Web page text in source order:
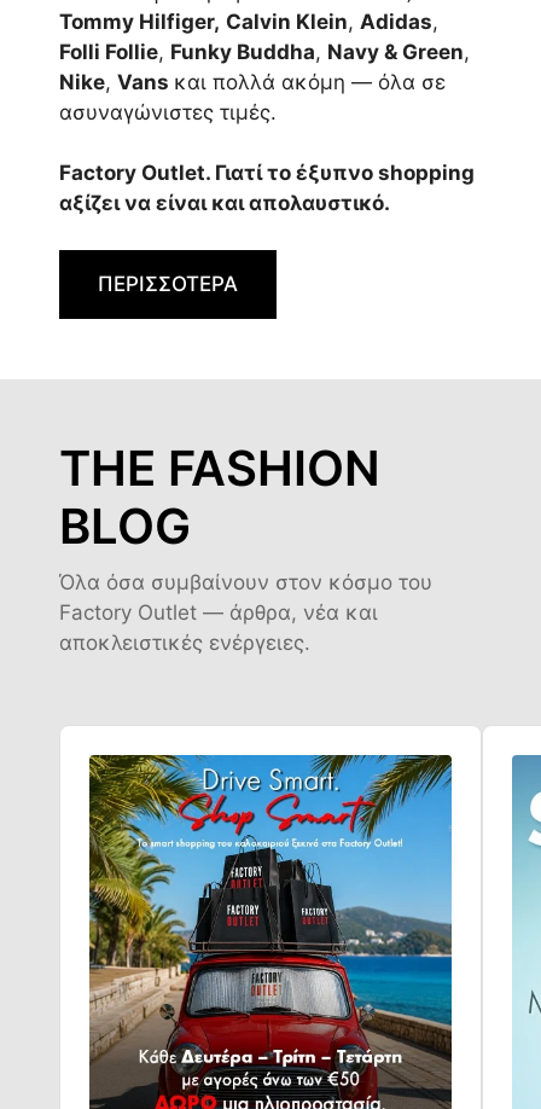
Tommy Hilfiger, Calvin Klein, Adidas,
Folli Follie, Funky Buddha, Navy & Green,
Nike, Vans και πολλά ακόμη — όλα σε
ασυναγώνιστες τιμές.
Factory Outlet. Γιατί το έξυπνο shopping
αξίζει να είναι και απολαυστικό.
ΠΕΡΙΣΣΟΤΕΡΑ
THE FASHION
BLOG
Όλα όσα συμβαίνουν στον κόσμο του
Factory Outlet — άρθρα, νέα και
αποκλειστικές ενέργειες.